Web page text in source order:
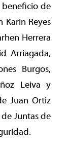
de
Karin Reyes
Herrera
Arriagada,
Burgos,
Leiva y
Juan Ortiz
Juntas de